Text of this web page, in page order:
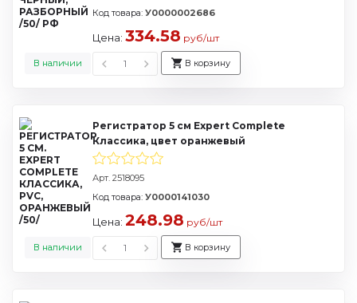
В наличии
Код товара: У0000002686
Цена: 334.58 руб/шт
В корзину
Регистратор 5 см Expert Complete
Классика, цвет оранжевый
Арт. 2518095
В наличии
Код товара: У0000141030
Цена: 248.98 руб/шт
В корзину